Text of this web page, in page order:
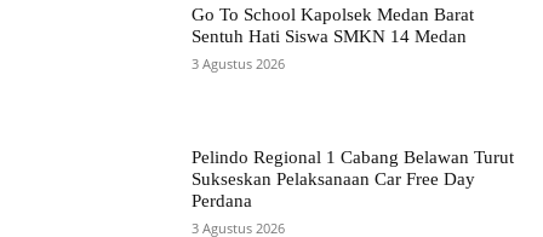
Go To School Kapolsek Medan Barat
Sentuh Hati Siswa SMKN 14 Medan
3 Agustus 2026
Pelindo Regional 1 Cabang Belawan Turut
Sukseskan Pelaksanaan Car Free Day
Perdana
3 Agustus 2026